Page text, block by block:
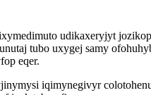
udikaxeryjyt
tubo uxygej samy
eqer.
iqimynegivyr